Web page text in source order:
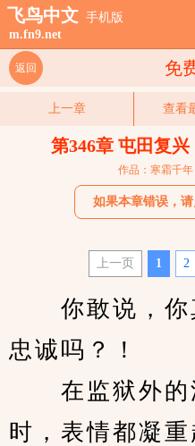
飞鸟中文 手机版
m.fn9.net
免
返回
上一章 查看
第346章 屯田复兴
作品：寒霜千年
如果本章错误，
上一页 1 2
你敢说，你
忠诚吗？！
在监狱外的
时，表情都凝重